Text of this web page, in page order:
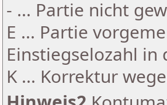
- ... Partie nicht
E ... Partie
Einstiegselozahl
K ... Korrektur